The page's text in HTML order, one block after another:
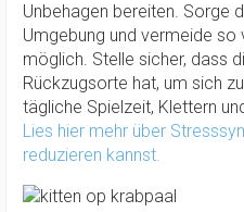
Unbehagen bereiten. Sorge
Umgebung und vermeide
möglich. Stelle sicher, dass
Rückzugsorte hat, um sich
tägliche Spielzeit, Klettern
Lies hier mehr über
reduzieren kannst.